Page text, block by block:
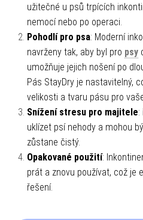
užitečné u psů trpících
nemocí nebo po operaci.
Pohodlí pro psa: Moderní
navrženy tak, aby byl pro psy
umožňuje jejich nošení po
Pás StayDry je nastavitelný,
velikosti a tvaru pásu pro
Snížení stresu pro majitele:
uklízet psí nehody a mohou
zůstane čistý.
Opakované použití:
prát a znovu používat, což je
řešení.